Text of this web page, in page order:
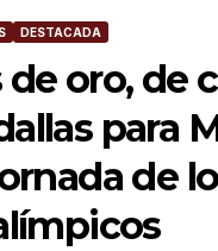
DESTACADA
de oro, de
para
de